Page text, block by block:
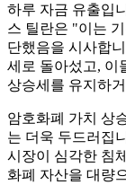
하루 자금 유출입
스 틸란은 "이는
단했음을 시사합
세로 돌아섰고, 이
상승세를 유지하
암호화폐 가치 상
는 더욱 두드러집
시장이 심각한 침
화폐 자산을 대량